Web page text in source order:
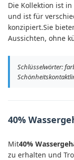
Die Kollektion ist
und ist für
konzipiert.Sie
Aussichten, ohne
Schlüsselwörter:
40%
Mit40%
zu erhalten und